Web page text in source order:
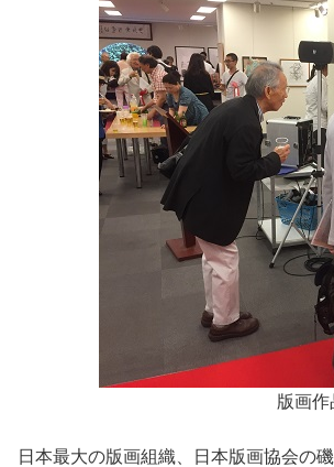
版画
日本最大の版画組織、日本版画協会の